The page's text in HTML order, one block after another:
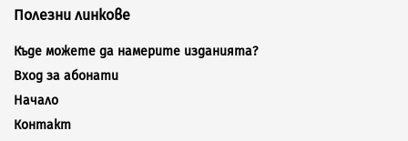
Полезни линкове
Къде можете да намерите изданията?
Вход за абонати
Начало
Контакт